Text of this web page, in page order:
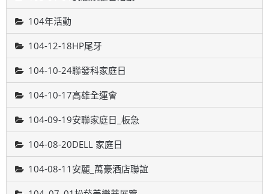
104年活動
104-12-18HP尾牙
104-10-24聯發科家庭日
104-10-17高雄全運會
104-09-19安聯家庭日_板急
104-08-20DELL 家庭日
104-08-11安麗_萬豪酒店聯誼